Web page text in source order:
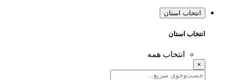
انتخاب استان
انتخاب استان
انتخاب همه
×